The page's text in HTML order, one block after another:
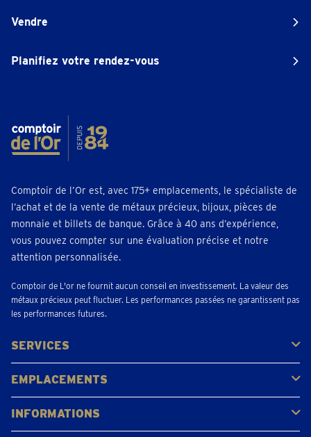
Vendre
Planifiez votre rendez-vous
Comptoir de l’Or est, avec 175+ emplacements, le spécialiste de
l’achat et de la vente de métaux précieux, bijoux, pièces de
monnaie et billets de banque. Grâce à 40 ans d’expérience,
vous pouvez compter sur une évaluation précise et notre
attention personnalisée.
Comptoir de L'or ne fournit aucun conseil en investissement. La valeur des
métaux précieux peut fluctuer. Les performances passées ne garantissent pas
les performances futures.
SERVICES
Acheter
Vendre
Vente aux enchères
EMPLACEMENTS
Gerpinnes
Liège
Namur
Waterloo
Woluwe-Saint-Lambert
Voir tous les emplacements
INFORMATIONS
FAQ
Avis clients